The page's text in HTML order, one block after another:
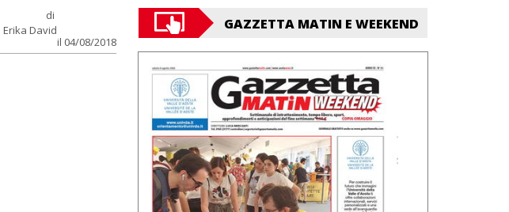
di
Erika David
il 04/08/2018
GAZZETTA MATIN E WEEKEND